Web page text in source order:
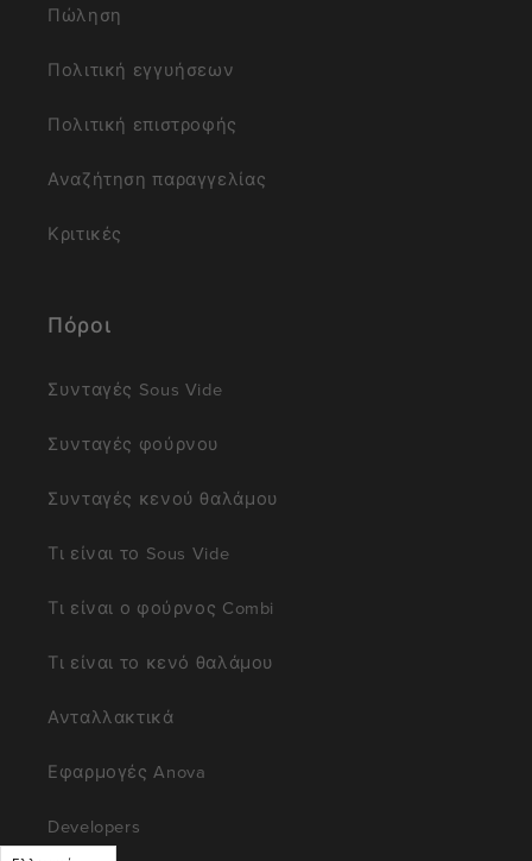
Πώληση
Πολιτική εγγυήσεων
Πολιτική επιστροφής
Αναζήτηση παραγγελίας
Κριτικές
Πόροι
Συνταγές Sous Vide
Συνταγές φούρνου
Συνταγές κενού θαλάμου
Τι είναι το Sous Vide
Τι είναι ο φούρνος Combi
Τι είναι το κενό θαλάμου
Ανταλλακτικά
Εφαρμογές Anova
Developers